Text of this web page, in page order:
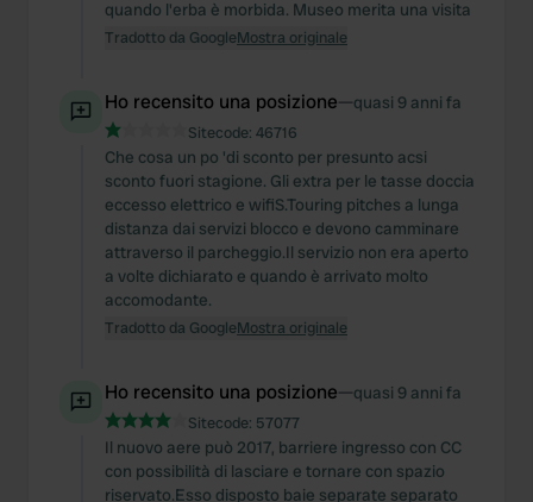
quando l'erba è morbida. Museo merita una visita
Tradotto da GoogleMostra originale
Ho recensito una posizione—quasi 9 anni fa
Sitecode: 46716
Che cosa un po 'di sconto per presunto acsi
sconto fuori stagione. Gli extra per le tasse doccia
eccesso elettrico e wifiS.Touring pitches a lunga
distanza dai servizi blocco e devono camminare
attraverso il parcheggio.Il servizio non era aperto
a volte dichiarato e quando è arrivato molto
accomodante.
Tradotto da GoogleMostra originale
Ho recensito una posizione—quasi 9 anni fa
Sitecode: 57077
Il nuovo aere può 2017, barriere ingresso con CC
con possibilità di lasciare e tornare con spazio
riservato.Esso disposto baie separate separato